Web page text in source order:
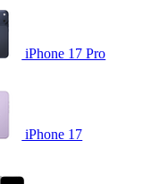
iPhone 17 Pro
iPhone 17